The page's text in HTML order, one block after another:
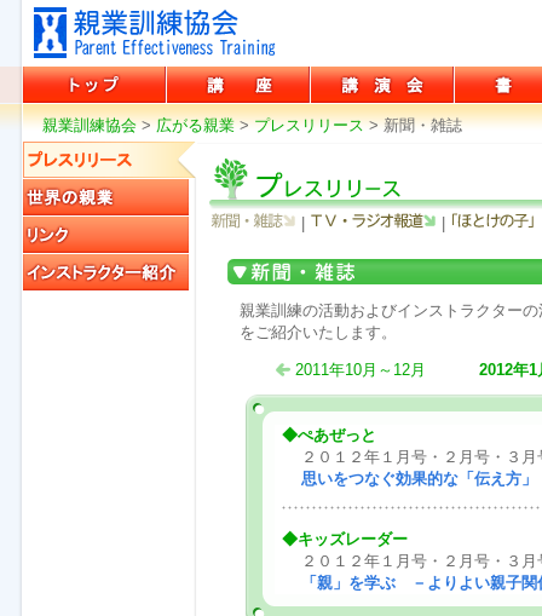
親業訓練協会
親業訓練協会 講座 講演会 書籍
親業訓練協会>広がる親業>プレスリリース>新聞・雑誌
プレスリリース
世界の親業
リンク
親業訓練の活動およびインストラクター
をご紹介いたします。
2011年10月～12月 2012年1
◆ぺあぜっと
２０１２年１月号・２月号・３月
思いをつなぐ効果的な「伝え
◆キッズレーダー
２０１２年１月号・２月号・３月
「親」を学ぶ －よりよい親子